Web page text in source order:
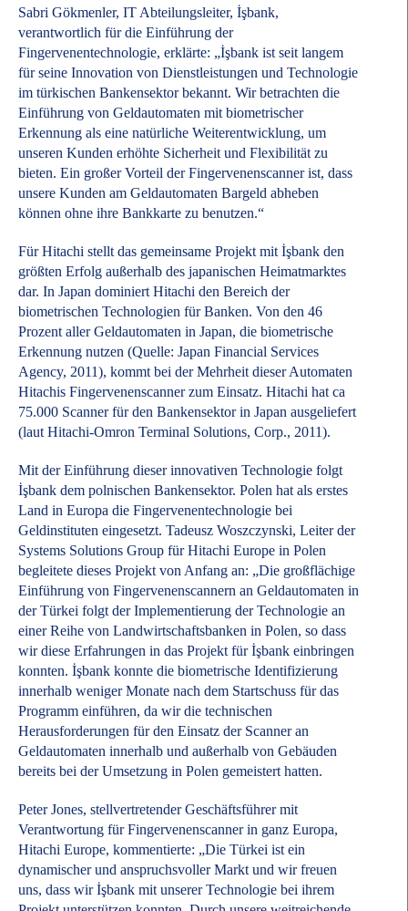
Sabri Gökmenler, IT Abteilungsleiter, İşbank,
verantwortlich für die Einführung der
Fingervenentechnologie, erklärte: „İşbank ist seit langem
für seine Innovation von Dienstleistungen und Technologie
im türkischen Bankensektor bekannt. Wir betrachten die
Einführung von Geldautomaten mit biometrischer
Erkennung als eine natürliche Weiterentwicklung, um
unseren Kunden erhöhte Sicherheit und Flexibilität zu
bieten. Ein großer Vorteil der Fingervenenscanner ist, dass
unsere Kunden am Geldautomaten Bargeld abheben
können ohne ihre Bankkarte zu benutzen.“
Für Hitachi stellt das gemeinsame Projekt mit İşbank den
größten Erfolg außerhalb des japanischen Heimatmarktes
dar. In Japan dominiert Hitachi den Bereich der
biometrischen Technologien für Banken. Von den 46
Prozent aller Geldautomaten in Japan, die biometrische
Erkennung nutzen (Quelle: Japan Financial Services
Agency, 2011), kommt bei der Mehrheit dieser Automaten
Hitachis Fingervenenscanner zum Einsatz. Hitachi hat ca
75.000 Scanner für den Bankensektor in Japan ausgeliefert
(laut Hitachi-Omron Terminal Solutions, Corp., 2011).
Mit der Einführung dieser innovativen Technologie folgt
İşbank dem polnischen Bankensektor. Polen hat als erstes
Land in Europa die Fingervenentechnologie bei
Geldinstituten eingesetzt. Tadeusz Woszczynski, Leiter der
Systems Solutions Group für Hitachi Europe in Polen
begleitete dieses Projekt von Anfang an: „Die großflächige
Einführung von Fingervenenscannern an Geldautomaten in
der Türkei folgt der Implementierung der Technologie an
einer Reihe von Landwirtschaftsbanken in Polen, so dass
wir diese Erfahrungen in das Projekt für İşbank einbringen
konnten. İşbank konnte die biometrische Identifizierung
innerhalb weniger Monate nach dem Startschuss für das
Programm einführen, da wir die technischen
Herausforderungen für den Einsatz der Scanner an
Geldautomaten innerhalb und außerhalb von Gebäuden
bereits bei der Umsetzung in Polen gemeistert hatten.
Peter Jones, stellvertretender Geschäftsführer mit
Verantwortung für Fingervenenscanner in ganz Europa,
Hitachi Europe, kommentierte: „Die Türkei ist ein
dynamischer und anspruchsvoller Markt und wir freuen
uns, dass wir İşbank mit unserer Technologie bei ihrem